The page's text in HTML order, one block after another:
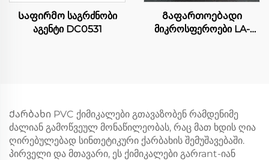
Საფირმო საგრძნობი
აგენტი DC0531
Გაფართოებადი
მიკროსფეროები LA-
Ქარბახი PVC ქიმიკალები გთავაზობენ რამდენიმე
ძალიან გამოწვეულ მონაწილეობას, რაც მათ ხდის ღია
ღირებულებად სინთეტიკური ქარბახის შემუშავებაში.
პირველი და მთავარი, ეს ქიმიკალები გარrant-იან